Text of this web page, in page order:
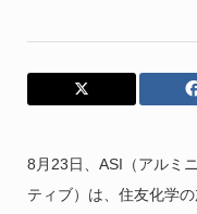
8月23日、ASI（アルミ
ティブ）は、住友化学